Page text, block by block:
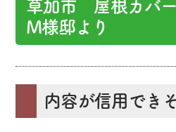
草加市 屋根カバ
M様邸より
内容が信用でき